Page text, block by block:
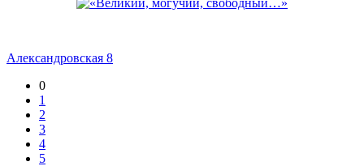
Александровская 8
0
1
2
3
4
5